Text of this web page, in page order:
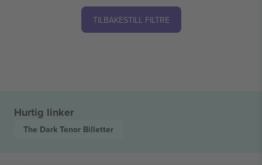
TILBAKESTILL FILTRE
Hurtig linker
The Dark Tenor Billetter